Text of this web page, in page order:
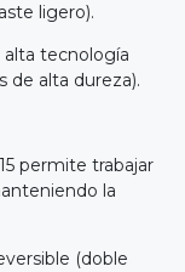
ligero).
alta tecnología
de alta dureza).
permite trabajar
la
(doble